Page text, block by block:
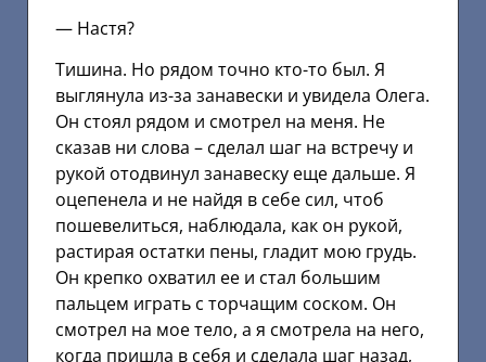
— Настя?
Тишина. Но рядом точно кто-то был. Я
выглянула из-за занавески и увидела Олега.
Он стоял рядом и смотрел на меня. Не
сказав ни слова – сделал шаг на встречу и
рукой отодвинул занавеску еще дальше. Я
оцепенела и не найдя в себе сил, чтоб
пошевелиться, наблюдала, как он рукой,
растирая остатки пены, гладит мою грудь.
Он крепко охватил ее и стал большим
пальцем играть с торчащим соском. Он
смотрел на мое тело, а я смотрела на него,
когда пришла в себя и сделала шаг назад,